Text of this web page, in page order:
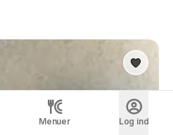
Menuer Log ind